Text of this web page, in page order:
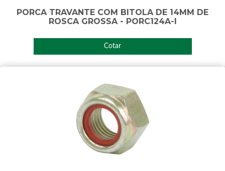
PORCA TRAVANTE COM BITOLA DE 14MM DE
ROSCA GROSSA - PORC124A-I
Cotar